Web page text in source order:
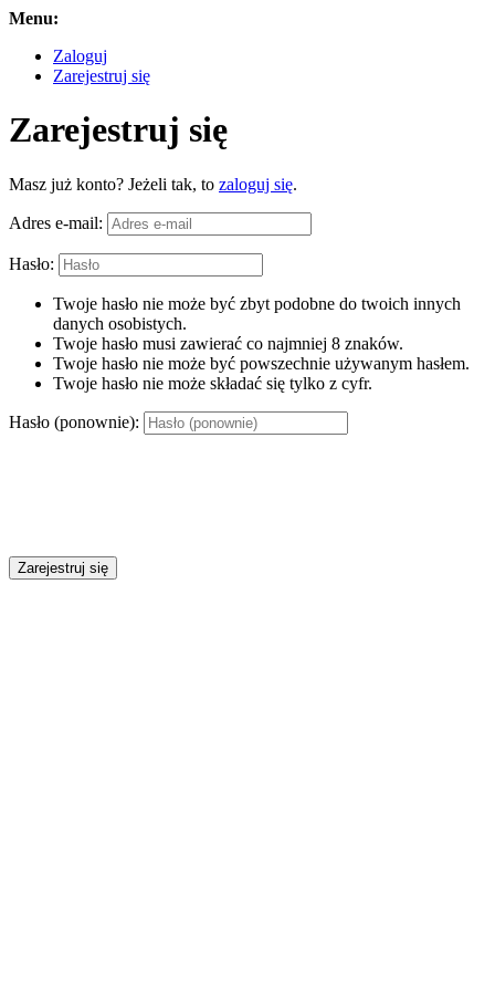
Menu:
Zaloguj
Zarejestruj się
Zarejestruj się
Masz już konto? Jeżeli tak, to zaloguj się.
Adres e-mail:
Hasło:
Twoje hasło nie może być zbyt podobne do twoich innych
danych osobistych.
Twoje hasło musi zawierać co najmniej 8 znaków.
Twoje hasło nie może być powszechnie używanym hasłem.
Twoje hasło nie może składać się tylko z cyfr.
Hasło (ponownie):
Zarejestruj się